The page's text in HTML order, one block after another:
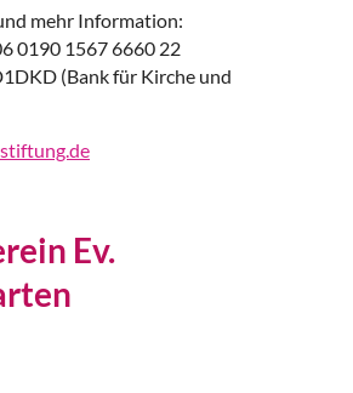
mehr Information:
0190 1567 6660 22
(Bank für Kirche und
Ev.